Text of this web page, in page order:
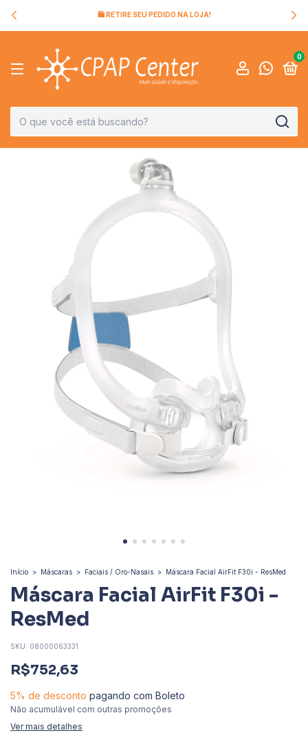
🛍️ RETIRE SEU PEDIDO NA LOJA!
0
Início > Máscaras > Faciais / Oro-Nasais > Máscara Facial AirFit F30i - ResMed
Máscara Facial AirFit F30i -
ResMed
SKU: 08000063331
R$752,63
5% de desconto pagando com Boleto
Não acumulável com outras promoções
Ver mais detalhes